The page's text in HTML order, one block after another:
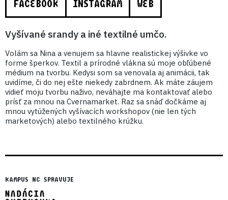
FACEBOOK INSTAGRAM WEB
Vyšívané srandy a iné textilné umčo.
Volám sa Nina a venujem sa hlavne realistickej výšivke vo
forme šperkov. Textil a prírodné vlákna sú moje obľúbené
médium na tvorbu. Kedysi som sa venovala aj animácii, tak
uvidíme, či do nej ešte niekedy zabrdnem. Ak máte záujem
vidieť moju tvorbu naživo, neváhajte ma kontaktovať alebo
prísť za mnou na Cvernamarket. Raz sa snáď dočkáme aj
mnou vytúžených vyšívacích workshopov (nie len tých
marketových) alebo textilného krúžku.
KAMPUS NC SPRAVUJE